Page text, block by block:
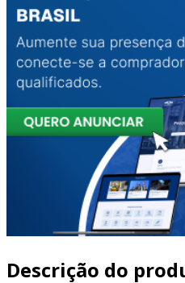
Descrição do